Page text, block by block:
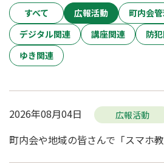
すべて 広報活動 町内会
デジタル関連
講座関連 防
ゆき関連
2026年08月04日 広報活動
町内会や地域の皆さんで「スマホ